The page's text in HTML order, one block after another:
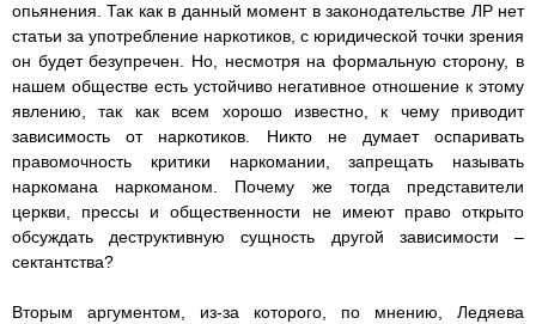
опьянения. Так как в данный момент в законодательстве ЛР нет
статьи за употребление наркотиков, с юридической точки зрения
он будет безупречен. Но, несмотря на формальную сторону, в
нашем обществе есть устойчиво негативное отношение к этому
явлению, так как всем хорошо известно, к чему приводит
зависимость от наркотиков. Никто не думает оспаривать
правомочность критики наркомании, запрещать называть
наркомана наркоманом. Почему же тогда представители
церкви, прессы и общественности не имеют право открыто
обсуждать деструктивную сущность другой зависимости –
сектантства?
Вторым аргументом, из-за которого, по мнению, Ледяева